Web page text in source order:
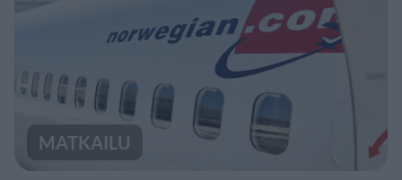
MATKAILU